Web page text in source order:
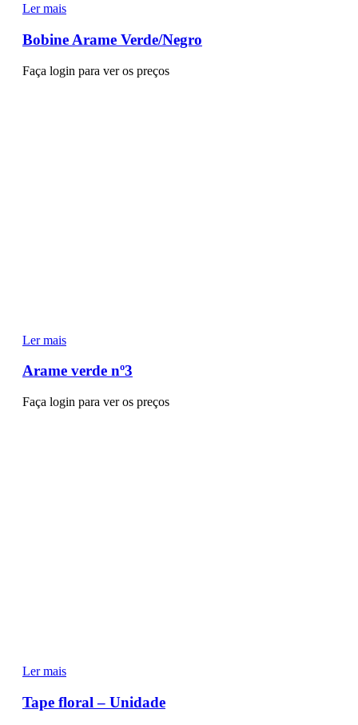
Ler mais
Bobine Arame Verde/Negro
Faça login para ver os preços
Ler mais
Arame verde nº3
Faça login para ver os preços
Ler mais
Tape floral – Unidade